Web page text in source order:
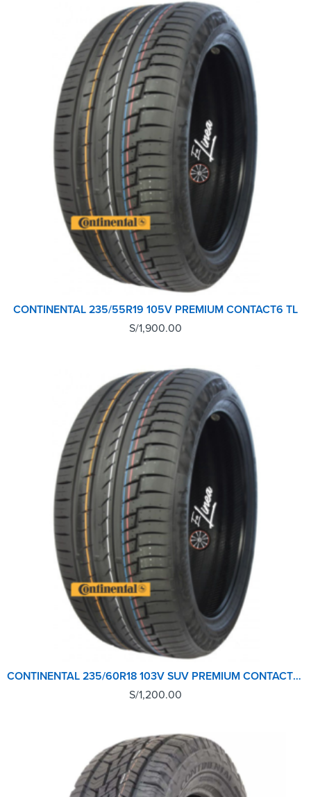
CONTINENTAL 235/55R19 105V PREMIUM CONTACT6 TL
S/1,900.00
CONTINENTAL 235/60R18 103V SUV PREMIUM CONTACT6 TL
S/1,200.00